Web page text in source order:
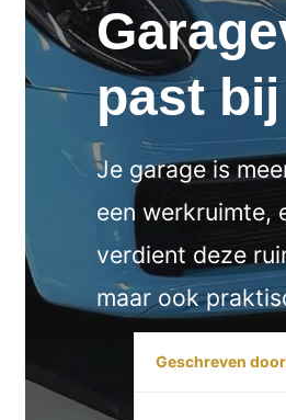
past
Je garage is
een werkruimte,
verdient deze
maar ook
Geschreven